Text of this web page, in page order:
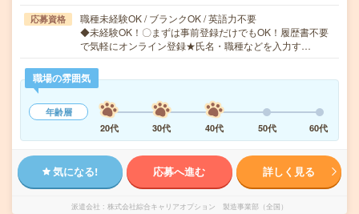
応募資格
職種未経験OK / ブランクOK / 英語力不要
◆未経験OK！〇まずは事前登録だけでもOK！履歴書不要
で気軽にオンライン登録★氏名・職種などを入力す…
職場の雰囲気
年齢層
20代
30代 40代 50代 60代
気になる! 応募へ進む 詳しく見る
派遣会社 株式会社綜合キャリアオプション 製造事業部（全国）